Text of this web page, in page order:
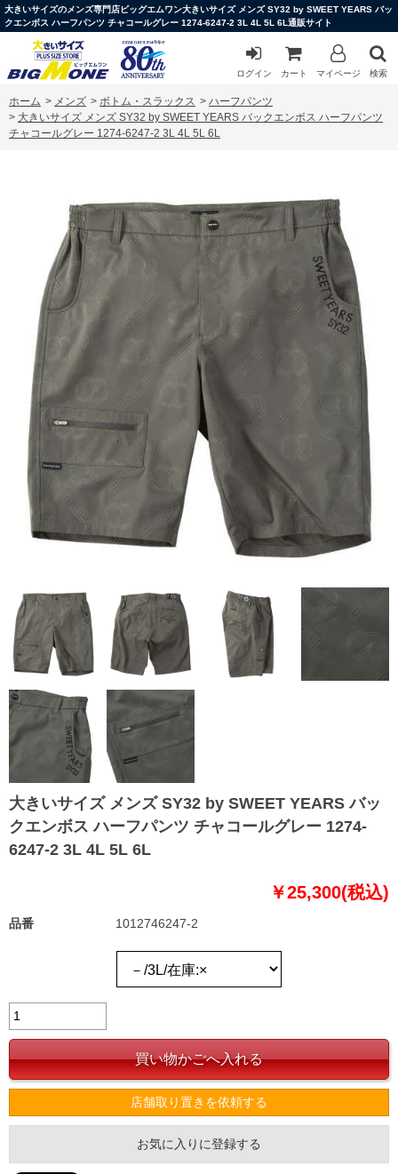
大きいサイズのメンズ専門店ビッグエムワン大きいサイズ メンズ SY32 by SWEET YEARS バッ
クエンボス ハーフパンツ チャコールグレー 1274-6247-2 3L 4L 5L 6L通販サイト
ログイン カート マイページ 検索
ホーム > メンズ > ボトム・スラックス > ハーフパンツ
> 大きいサイズ メンズ SY32 by SWEET YEARS バックエンボス ハーフパンツ
チャコールグレー 1274-6247-2 3L 4L 5L 6L
大きいサイズ メンズ SY32 by SWEET YEARS バッ
クエンボス ハーフパンツ チャコールグレー 1274-
6247-2 3L 4L 5L 6L
￥25,300(税込)
品番 1012746247-2
店舗取り置きを依頼する
お気に入りに登録する